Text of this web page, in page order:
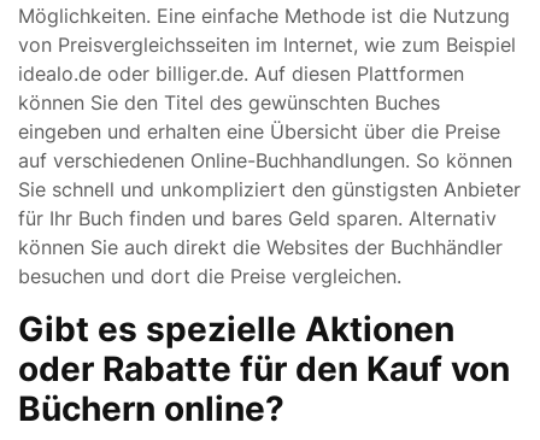
Möglichkeiten. Eine einfache Methode ist die Nutzung
von Preisvergleichsseiten im Internet, wie zum Beispiel
idealo.de oder billiger.de. Auf diesen Plattformen
können Sie den Titel des gewünschten Buches
eingeben und erhalten eine Übersicht über die Preise
auf verschiedenen Online-Buchhandlungen. So können
Sie schnell und unkompliziert den günstigsten Anbieter
für Ihr Buch finden und bares Geld sparen. Alternativ
können Sie auch direkt die Websites der Buchhändler
besuchen und dort die Preise vergleichen.
Gibt es spezielle Aktionen
oder Rabatte für den Kauf von
Büchern online?